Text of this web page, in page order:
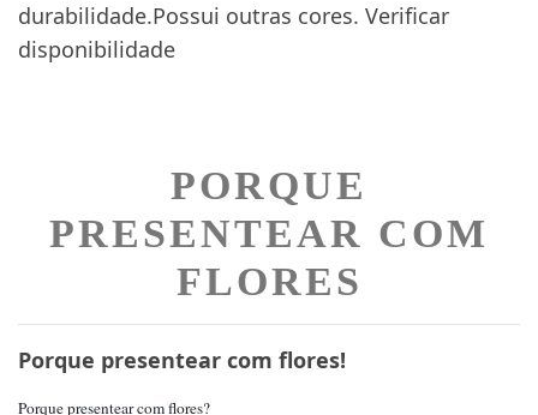
durabilidade.Possui outras cores. Verificar
disponibilidade
PORQUE
PRESENTEAR COM
FLORES
Porque presentear com flores!
Porque presentear com flores?